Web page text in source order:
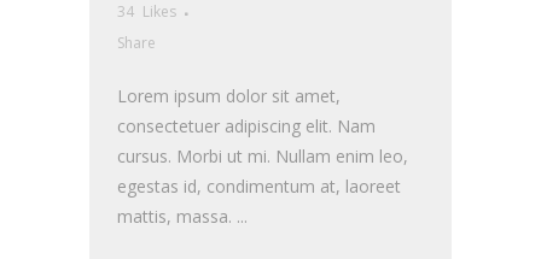
34 Likes
Share
Lorem ipsum dolor sit amet,
consectetuer adipiscing elit. Nam
cursus. Morbi ut mi. Nullam enim leo,
egestas id, condimentum at, laoreet
mattis, massa. ...